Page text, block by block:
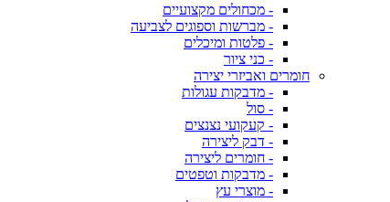
- מכחולים מקצועיים
- מברשות וספוגים לצביעה
- פלטות ומיכלים
- כני ציור
חומרים ואביזרי יצירה
- מדבקות עגולות
- סול
- קעקועי נצנצים
- דבק ליצירה
- חומרים ליצירה
- מדבקות וטפטים
- מוצרי עץ